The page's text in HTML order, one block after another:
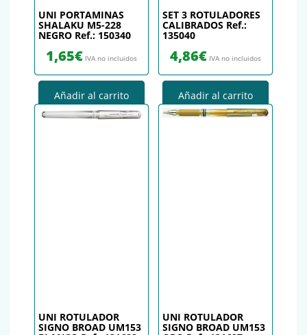
UNI PORTAMINAS
SHALAKU M5-228
NEGRO Ref.: 150340
1,65€ IVA no incluidos
Añadir al carrito
SET 3 ROTULADORES
CALIBRADOS Ref.:
135040
4,86€ IVA no incluidos
Añadir al carrito
UNI ROTULADOR
SIGNO BROAD UM153
UNI ROTULADOR
SIGNO BROAD UM153